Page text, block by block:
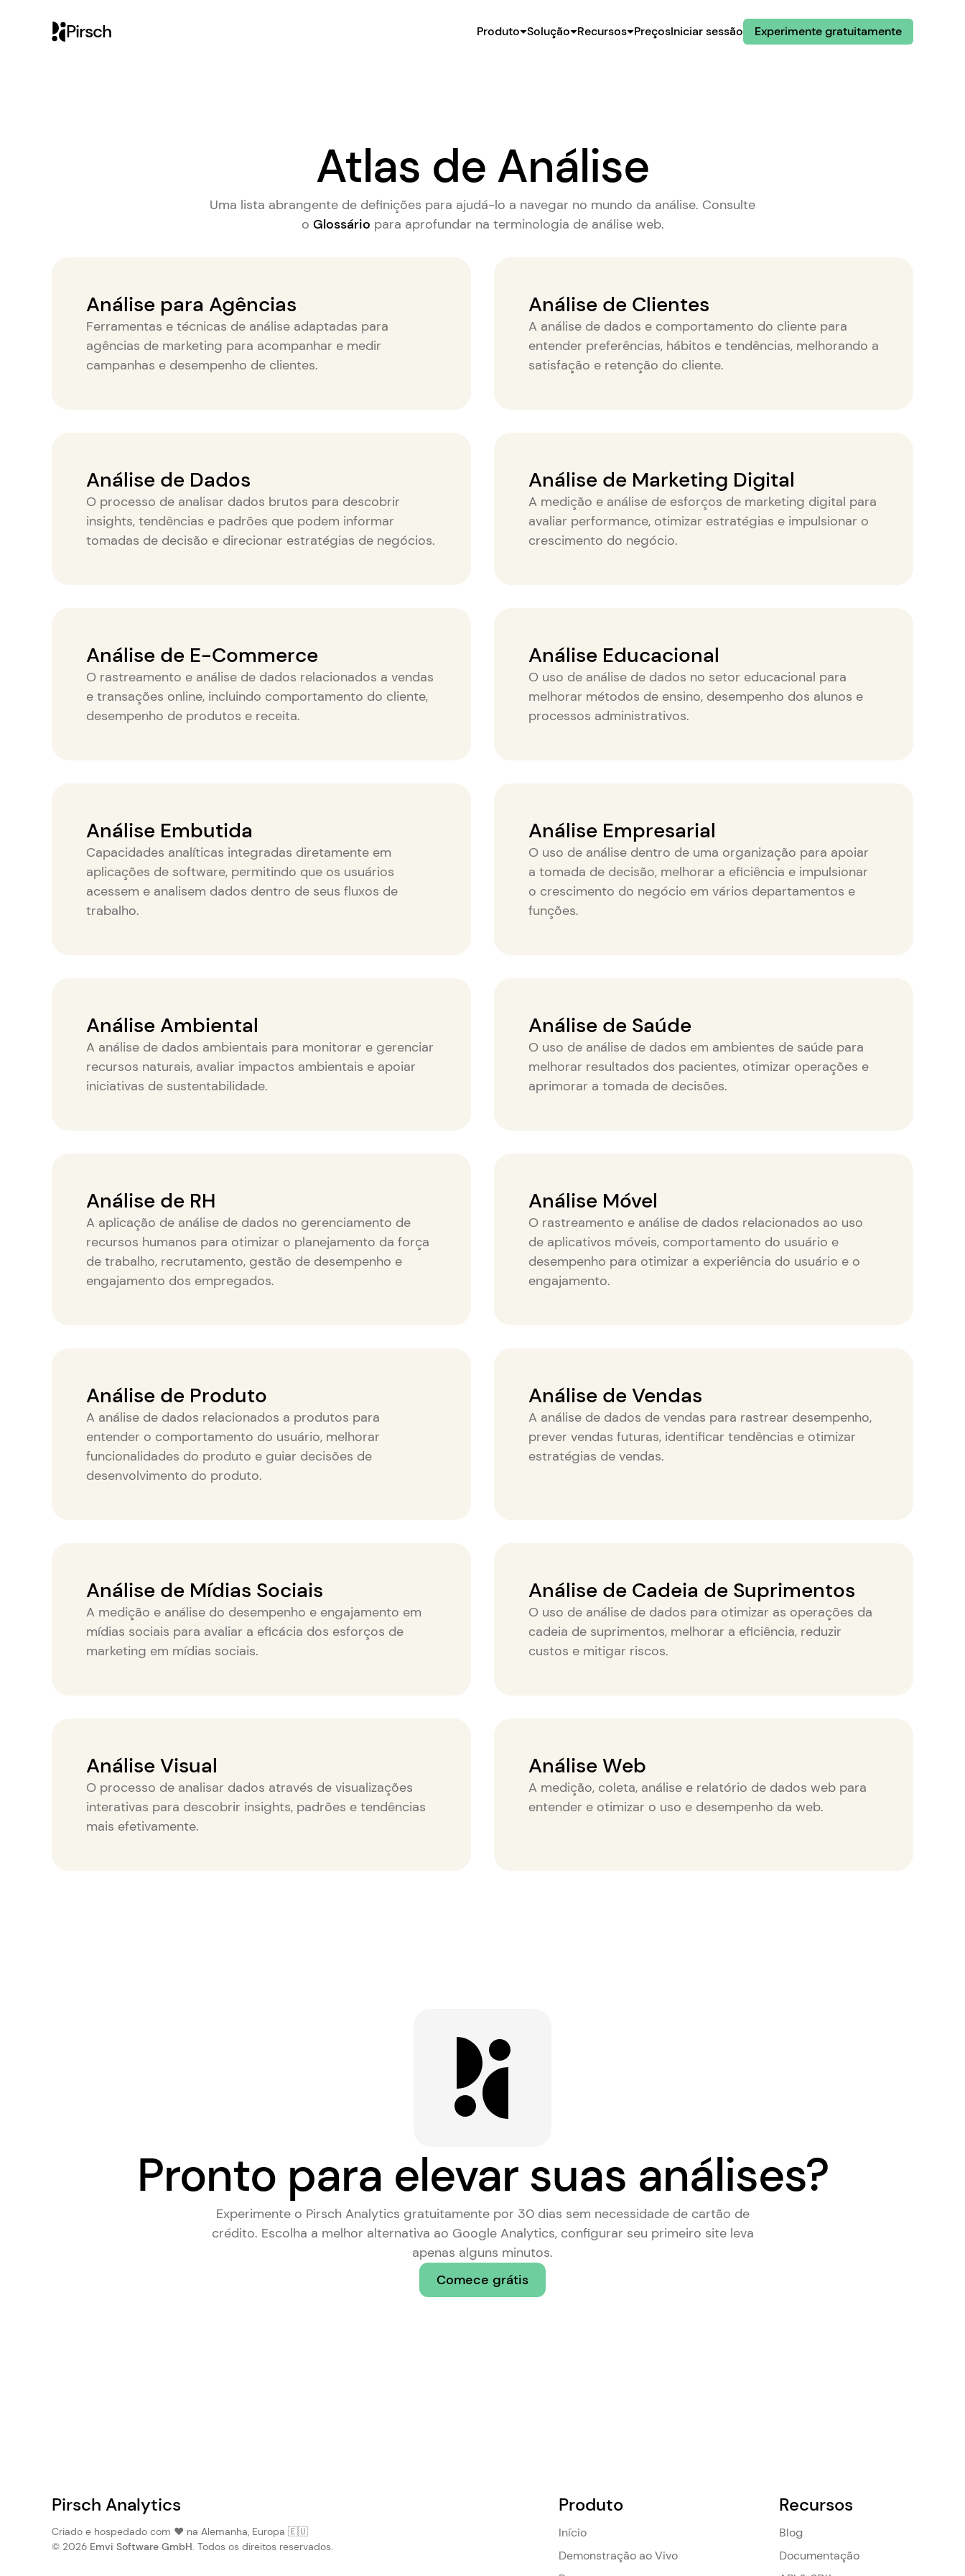
Pirsch Produto Solução Recursos PreçosIniciar sessão Experimente gratuitamente
Atlas de Análise
Uma lista abrangente de definições para ajudá-lo a navegar no mundo da análise. Consulte
o Glossário para aprofundar na terminologia de análise web.
Análise para Agências
Ferramentas e técnicas de análise adaptadas para
agências de marketing para acompanhar e medir
campanhas e desempenho de clientes.
Análise de Clientes
A análise de dados e comportamento do cliente para
entender preferências, hábitos e tendências, melhorando a
satisfação e retenção do cliente.
Análise de Dados
O processo de analisar dados brutos para descobrir
insights, tendências e padrões que podem informar
tomadas de decisão e direcionar estratégias de negócios.
Análise de Marketing Digital
A medição e análise de esforços de marketing digital para
avaliar performance, otimizar estratégias e impulsionar o
crescimento do negócio.
Análise de E-Commerce
O rastreamento e análise de dados relacionados a vendas
e transações online, incluindo comportamento do cliente,
desempenho de produtos e receita.
Análise Educacional
O uso de análise de dados no setor educacional para
melhorar métodos de ensino, desempenho dos alunos e
processos administrativos.
Análise Embutida
Capacidades analíticas integradas diretamente em
aplicações de software, permitindo que os usuários
acessem e analisem dados dentro de seus fluxos de
trabalho.
Análise Empresarial
O uso de análise dentro de uma organização para apoiar
a tomada de decisão, melhorar a eficiência e impulsionar
o crescimento do negócio em vários departamentos e
funções.
Análise Ambiental
A análise de dados ambientais para monitorar e gerenciar
recursos naturais, avaliar impactos ambientais e apoiar
iniciativas de sustentabilidade.
Análise de Saúde
O uso de análise de dados em ambientes de saúde para
melhorar resultados dos pacientes, otimizar operações e
aprimorar a tomada de decisões.
Análise de RH
A aplicação de análise de dados no gerenciamento de
recursos humanos para otimizar o planejamento da força
de trabalho, recrutamento, gestão de desempenho e
engajamento dos empregados.
Análise Móvel
O rastreamento e análise de dados relacionados ao uso
de aplicativos móveis, comportamento do usuário e
desempenho para otimizar a experiência do usuário e o
engajamento.
Análise de Produto
A análise de dados relacionados a produtos para
entender o comportamento do usuário, melhorar
funcionalidades do produto e guiar decisões de
desenvolvimento do produto.
Análise de Vendas
A análise de dados de vendas para rastrear desempenho,
prever vendas futuras, identificar tendências e otimizar
estratégias de vendas.
Análise de Mídias Sociais
A medição e análise do desempenho e engajamento em
mídias sociais para avaliar a eficácia dos esforços de
marketing em mídias sociais.
Análise de Cadeia de Suprimentos
O uso de análise de dados para otimizar as operações da
cadeia de suprimentos, melhorar a eficiência, reduzir
custos e mitigar riscos.
Análise Visual
O processo de analisar dados através de visualizações
interativas para descobrir insights, padrões e tendências
mais efetivamente.
Análise Web
A medição, coleta, análise e relatório de dados web para
entender e otimizar o uso e desempenho da web.
Pronto para elevar suas análises?
Experimente o Pirsch Analytics gratuitamente por 30 dias sem necessidade de cartão de
crédito. Escolha a melhor alternativa ao Google Analytics, configurar seu primeiro site leva
apenas alguns minutos.
Comece grátis
Pirsch Analytics
Criado e hospedado com ❤️ na Alemanha, Europa 🇪🇺
© 2026 Emvi Software GmbH. Todos os direitos reservados.
Produto
Início
Demonstração ao Vivo
Recursos
Blog
Documentação